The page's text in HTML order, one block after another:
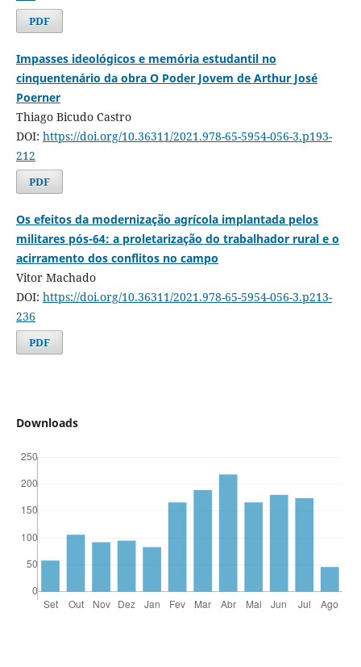
PDF
Impasses ideológicos e memória estudantil no
cinquentenário da obra O Poder Jovem de Arthur José
Poerner
Thiago Bicudo Castro
DOI: https://doi.org/10.36311/2021.978-65-5954-056-3.p193-
212
PDF
Os efeitos da modernização agrícola implantada pelos
militares pós-64: a proletarização do trabalhador rural e o
acirramento dos conflitos no campo
Vitor Machado
DOI: https://doi.org/10.36311/2021.978-65-5954-056-3.p213-
236
PDF
Downloads